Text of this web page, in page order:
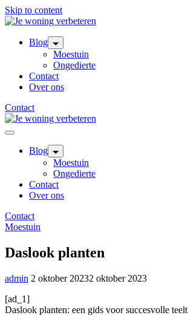
Skip to content
Blog
Moestuin
Ongedierte
Contact
Over ons
Contact
Blog
Moestuin
Ongedierte
Contact
Over ons
Contact
Moestuin
Daslook planten
admin 2 oktober 20232 oktober 2023
[ad_1]
Daslook planten: een gids voor succesvolle teelt